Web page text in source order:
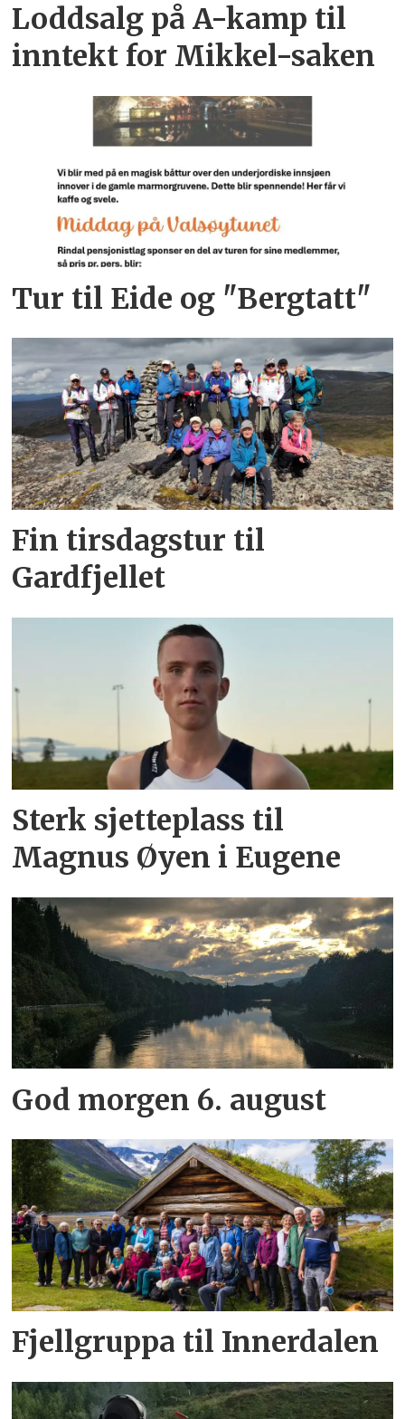
Loddsalg på A-kamp til
inntekt for Mikkel-saken
Tur til Eide og "Bergtatt"
Fin tirsdagstur til
Gardfjellet
Sterk sjetteplass til
Magnus Øyen i Eugene
God morgen 6. august
Fjellgruppa til Innerdalen